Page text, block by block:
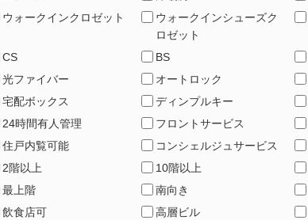
ウォークインクロゼット
ウォークインシューズク
ロゼット
CS BS
光ファイバー
オートロック
宅配ボックス
ディンプルキー
24時間有人管理
フロントサービス
住戸内覧可能
コンシェルジュサービス
2階以上
10階以上
最上階
南向き
飲食店可
高層ビル